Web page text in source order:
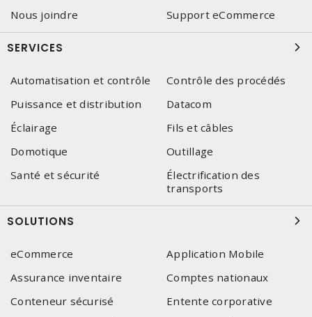
Nous joindre
Support eCommerce
SERVICES
Automatisation et contrôle
Contrôle des procédés
Puissance et distribution
Datacom
Éclairage
Fils et câbles
Domotique
Outillage
Santé et sécurité
Électrification des
transports
SOLUTIONS
eCommerce
Application Mobile
Assurance inventaire
Comptes nationaux
Conteneur sécurisé
Entente corporative